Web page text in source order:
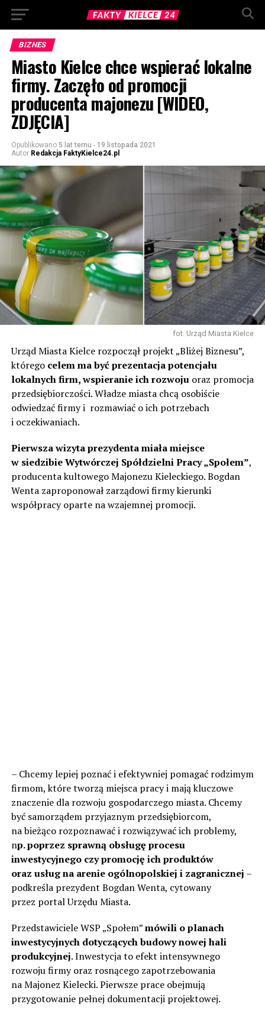
BIZNES
Miasto Kielce chce wspierać lokalne
firmy. Zaczęło od promocji
producenta majonezu [WIDEO,
ZDJĘCIA]
Opublikowano 5 lat temu - 19 listopada 2021
Autor Redakcja FaktyKielce24.pl
fot. Urząd Miasta Kielce
Urząd Miasta Kielce rozpoczął projekt „Bliżej Biznesu”,
którego celem ma być prezentacja potencjału
lokalnych firm, wspieranie ich rozwojuoraz promocja
przedsiębiorczości. Władze miasta chcą osobiście
odwiedzać firmy i rozmawiać o ich potrzebach
i oczekiwaniach.
Pierwsza wizyta prezydenta miała miejsce
w siedzibie Wytwórczej Spółdzielni Pracy „Społem”,
producenta kultowego Majonezu Kieleckiego. Bogdan
Wenta zaproponował zarządowi firmy kierunki
współpracy oparte na wzajemnej promocji.
– Chcemy lepiej poznać i efektywniej pomagać rodzimym
firmom, które tworzą miejsca pracy i mają kluczowe
znaczenie dla rozwoju gospodarczego miasta. Chcemy
być samorządem przyjaznym przedsiębiorcom,
na bieżąco rozpoznawać i rozwiązywać ich problemy,
np. poprzez sprawną obsługę procesu
inwestycyjnego czy promocję ich produktów
oraz usług na arenie ogólnopolskiej i zagranicznej –
podkreśla prezydent Bogdan Wenta, cytowany
przez portal Urzędu Miasta.
Przedstawiciele WSP „Społem”mówili o planach
inwestycyjnych dotyczących budowy nowej hali
produkcyjnej. Inwestycja to efekt intensywnego
rozwoju firmy oraz rosnącego zapotrzebowania
na Majonez Kielecki. Pierwsze prace obejmują
przygotowanie pełnej dokumentacji projektowej.